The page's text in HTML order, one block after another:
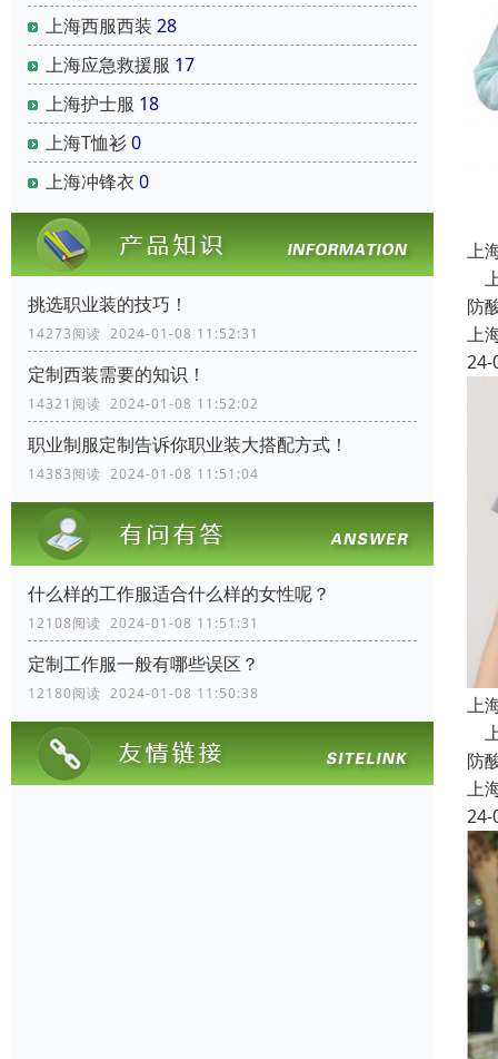
上海西服西装 28
上海应急救援服 17
上海护士服 18
上海T恤衫0
上海冲锋衣 0
挑选职业装的技巧！
14273阅读 2024-01-08 11:52:31
定制西装需要的知识！
14321阅读 2024-01-08 11:52:02
职业制服定制告诉你职业装大搭配方式！
14383阅读 2024-01-08 11:51:04
什么样的工作服适合什么样的女性呢？
12108阅读 2024-01-08 11:51:31
定制工作服一般有哪些误区？
12180阅读 2024-01-08 11:50:38
上
防
上
24-
上
防
上
24-